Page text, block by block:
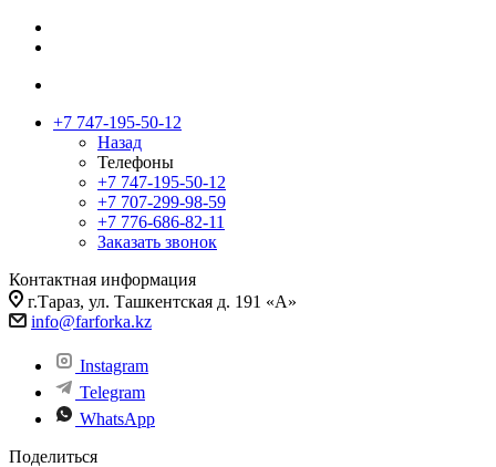
+7 747-195-50-12
Назад
Телефоны
+7 747-195-50-12
+7 707-299-98-59
+7 776-686-82-11
Заказать звонок
Контактная информация
г.Тараз, ул. Ташкентская д. 191 «А»
info@farforka.kz
Instagram
Telegram
WhatsApp
Поделиться